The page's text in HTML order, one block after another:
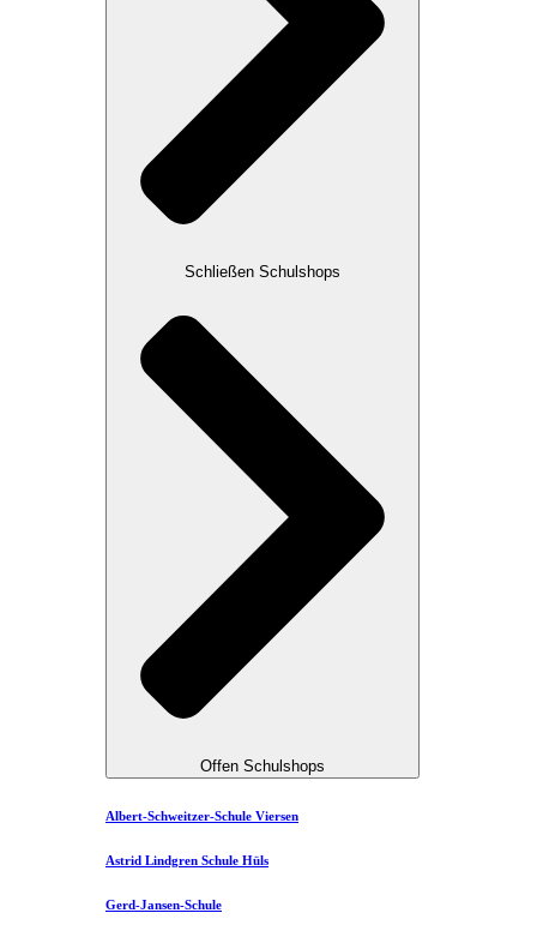
Schließen Schulshops
Offen Schulshops
Albert-Schweitzer-Schule Viersen
Astrid Lindgren Schule Hüls
Gerd-Jansen-Schule